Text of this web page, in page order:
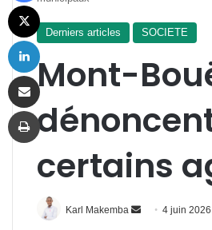
Derniers articles SOCIETE
Mont-
certains
Karl Makemba
Envoyer4 juin
X
Linkedin
Partager par email
Imprimer